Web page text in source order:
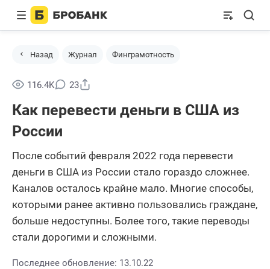
Назад Журнал Финграмотность
116.4K 23
Как перевести деньги в США из
России
После событий февраля 2022 года перевести
деньги в США из России стало гораздо сложнее.
Каналов осталось крайне мало. Многие способы,
которыми ранее активно пользовались граждане,
больше недоступны. Более того, такие переводы
стали дорогими и сложными.
Последнее обновление: 13.10.22